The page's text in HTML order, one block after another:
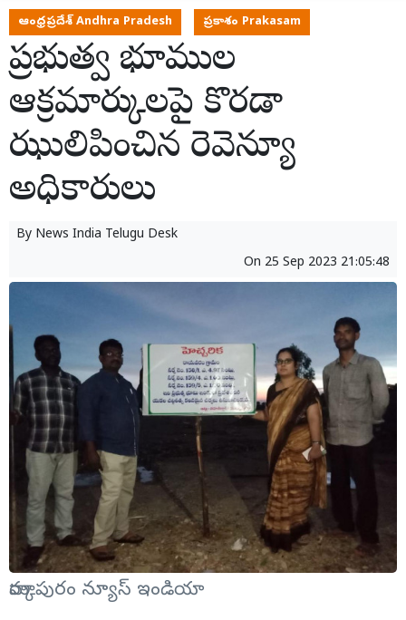
ఆంధ్రప్రదేశ్ Andhra Pradesh ప్రకాశం Prakasam
ప్రభుత్వ భూముల
ఆక్రమార్కులపై కొరడా
ఝులిపించిన రెవెన్యూ
అధికారులు
By News India Telugu Desk
On 25 Sep 2023 21:05:48
మార్కాపురం న్యూస్ ఇండియా